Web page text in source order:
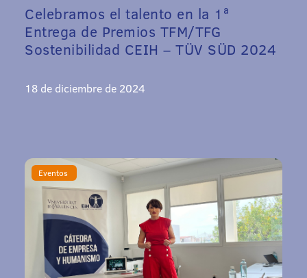
Celebramos el talento en la 1ª
Entrega de Premios TFM/TFG
Sostenibilidad CEIH – TÜV SÜD 2024
18 de diciembre de 2024
Eventos